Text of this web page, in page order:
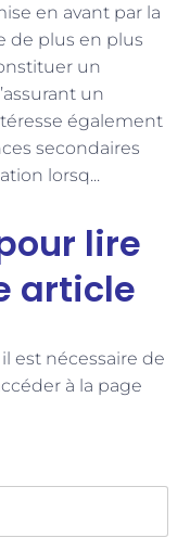
en avant par la
de plus en plus
un
un
également
secondaires
lorsq...
lire
article
est nécessaire de
à la page